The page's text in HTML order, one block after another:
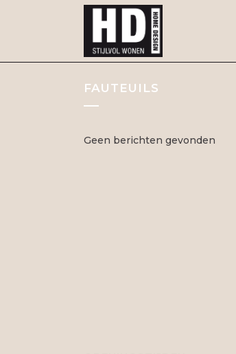
FAUTEUILS
Geen berichten gevonden